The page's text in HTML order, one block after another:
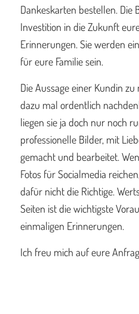
Dankeskarten bestellen. Die
Investition in die Zukunft
Erinnerungen. Sie werden
für eure Familie sein.
Die Aussage einer Kundin
dazu mal ordentlich
liegen sie ja doch nur noch
professionelle Bilder, mit
gemacht und bearbeitet.
Fotos für Socialmedia
dafür nicht die Richtige.
Seiten ist die wichtigste
einmaligen Erinnerungen.
Ich freu mich auf eure